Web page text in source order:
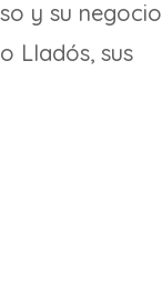
y su negocio
Lladós, sus